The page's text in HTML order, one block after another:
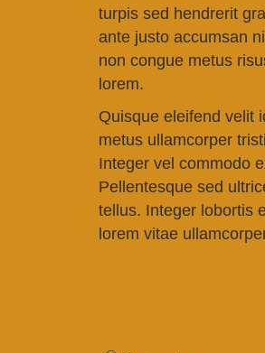
turpis sed hendrerit
ante justo accumsan
non congue metus
lorem.
Quisque eleifend velit
metus ullamcorper
Integer vel commodo
Pellentesque sed
tellus. Integer lobortis
lorem vitae